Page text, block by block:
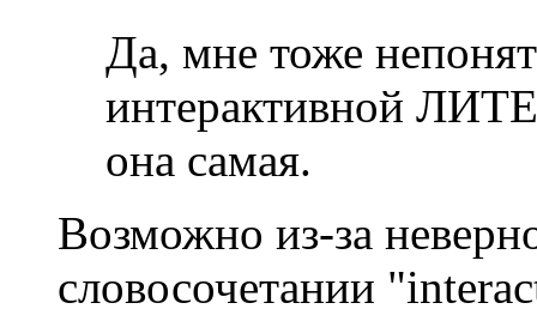
Да, мне тоже
интерактивной
она самая.
Возможно из-за
словосочетании